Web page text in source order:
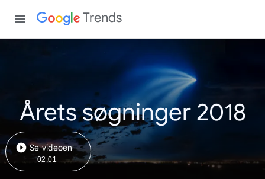
Trends
Årets søgninger 2018
Se videoen
02:01